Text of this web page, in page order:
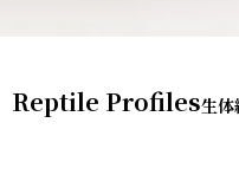
Reptile Profiles